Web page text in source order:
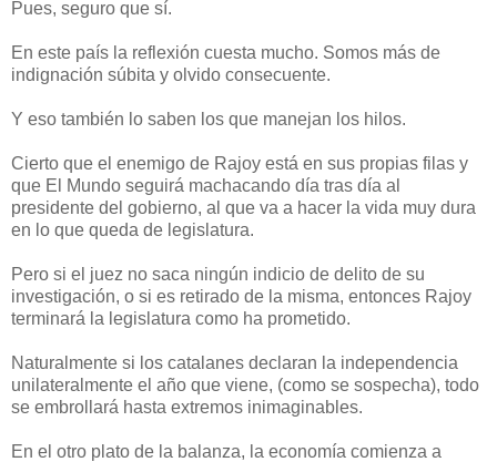
Pues, seguro que sí.
En este país la reflexión cuesta mucho. Somos más de
indignación súbita y olvido consecuente.
Y eso también lo saben los que manejan los hilos.
Cierto que el enemigo de Rajoy está en sus propias filas y
que El Mundo seguirá machacando día tras día al
presidente del gobierno, al que va a hacer la vida muy dura
en lo que queda de legislatura.
Pero si el juez no saca ningún indicio de delito de su
investigación, o si es retirado de la misma, entonces Rajoy
terminará la legislatura como ha prometido.
Naturalmente si los catalanes declaran la independencia
unilateralmente el año que viene, (como se sospecha), todo
se embrollará hasta extremos inimaginables.
En el otro plato de la balanza, la economía comienza a